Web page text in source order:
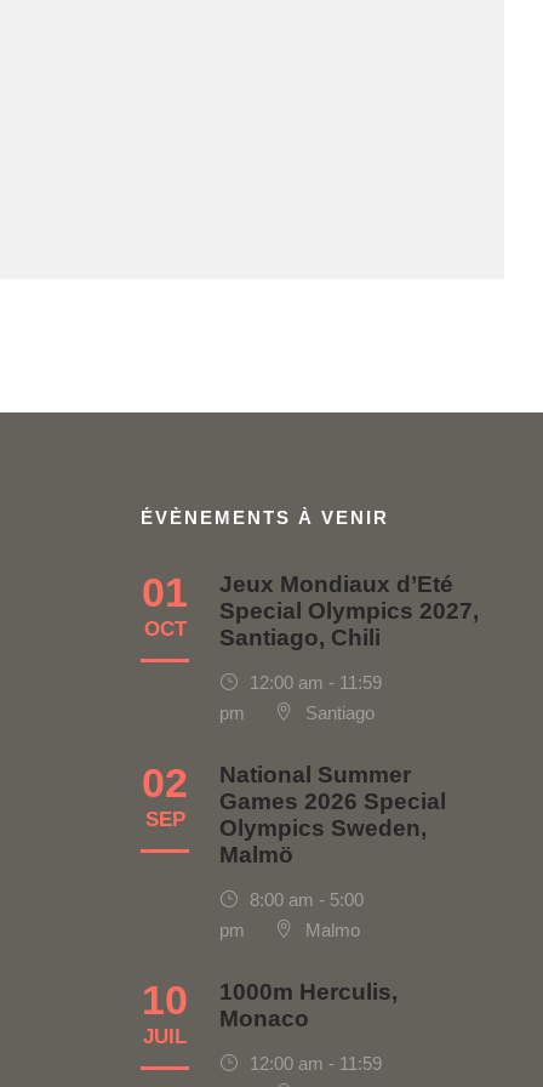
ÉVÈNEMENTS À VENIR
01
OCT
Jeux Mondiaux d’Eté
Special Olympics 2027,
Santiago, Chili
12:00 am - 11:59
pm
Santiago
02
SEP
National Summer
Games 2026 Special
Olympics Sweden,
Malmö
8:00 am - 5:00
pm
Malmo
10
JUIL
1000m Herculis,
Monaco
12:00 am - 11:59